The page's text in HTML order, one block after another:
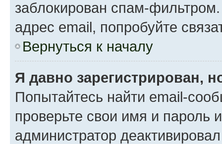
заблокирован спам-
адрес email, попробуйте
Вернуться к началу
Я давно зарегистрирован,
Попытайтесь найти email-
проверьте свои имя и пароль
администратор